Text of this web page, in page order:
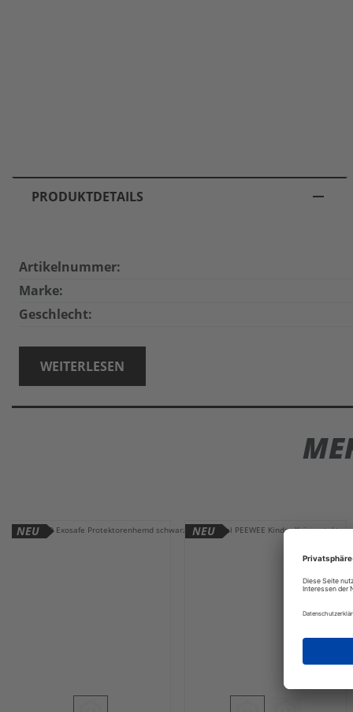
PRODUKTDETAILS
Artikelnummer:
Marke:
Geschlecht:
WEITERLESEN
NEU NEU